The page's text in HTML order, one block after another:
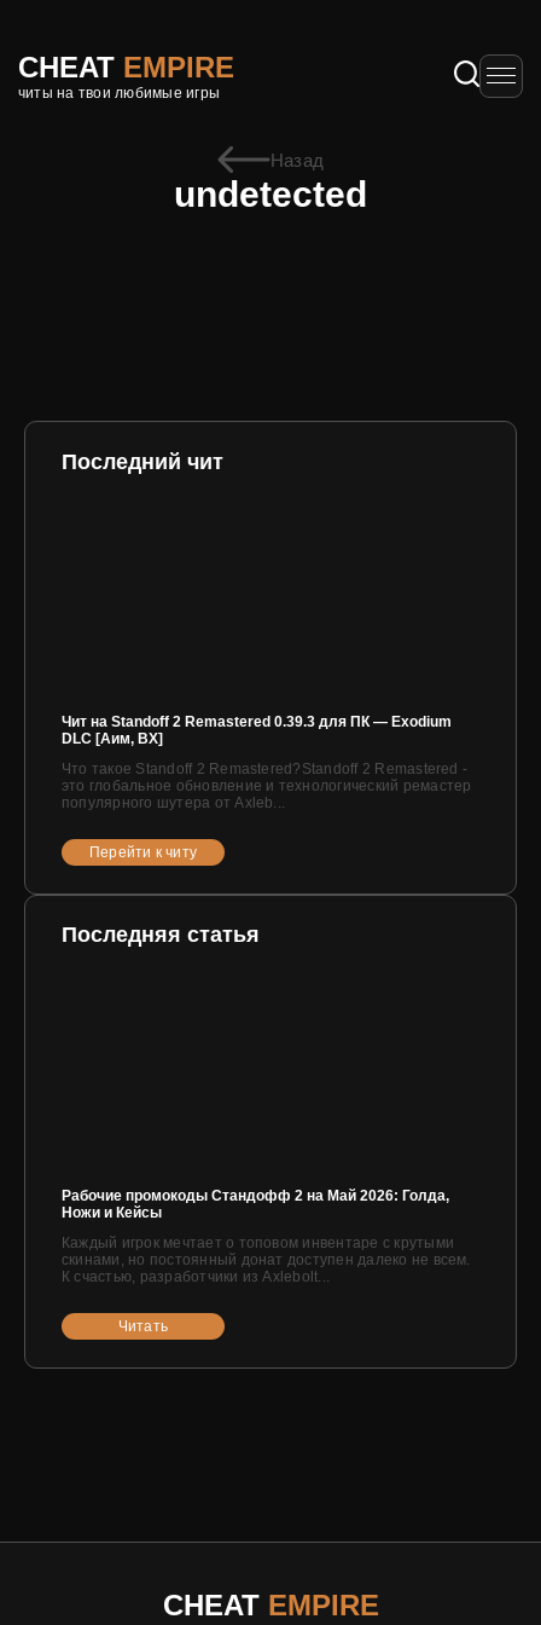
CHEAT EMPIRE
читы на твои любимые игры
Назад
undetected
Последний чит
Чит на Standoff 2 Remastered 0.39.3 для ПК — Exodium
DLC [Аим, ВХ]
Что такое Standoff 2 Remastered?Standoff 2 Remastered -
это глобальное обновление и технологический ремастер
популярного шутера от Axleb...
Перейти к читу
Последняя статья
Рабочие промокоды Стандофф 2 на Май 2026: Голда,
Ножи и Кейсы
Каждый игрок мечтает о топовом инвентаре с крутыми
скинами, но постоянный донат доступен далеко не всем.
К счастью, разработчики из Axlebolt...
Читать
CHEAT EMPIRE